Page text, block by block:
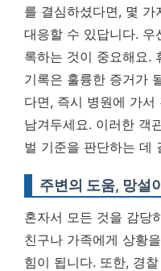
를 결심하셨다면, 몇
대응할 수 있답니다. 우
록하는 것이 중요해요.
기록은 훌륭한 증거가
다면, 즉시 병원에 가
남겨두세요. 이러한 객
벌 기준을 판단하는 데
주변의 도움, 망설
혼자서 모든 것을 감당
친구나 가족에게 상황
힘이 됩니다. 또한, 경